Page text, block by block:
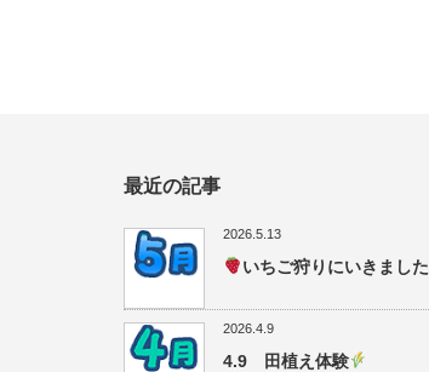
最近の記事
2026.5.13
いちご狩りにいきました
2026.4.9
4.9 田植え体験